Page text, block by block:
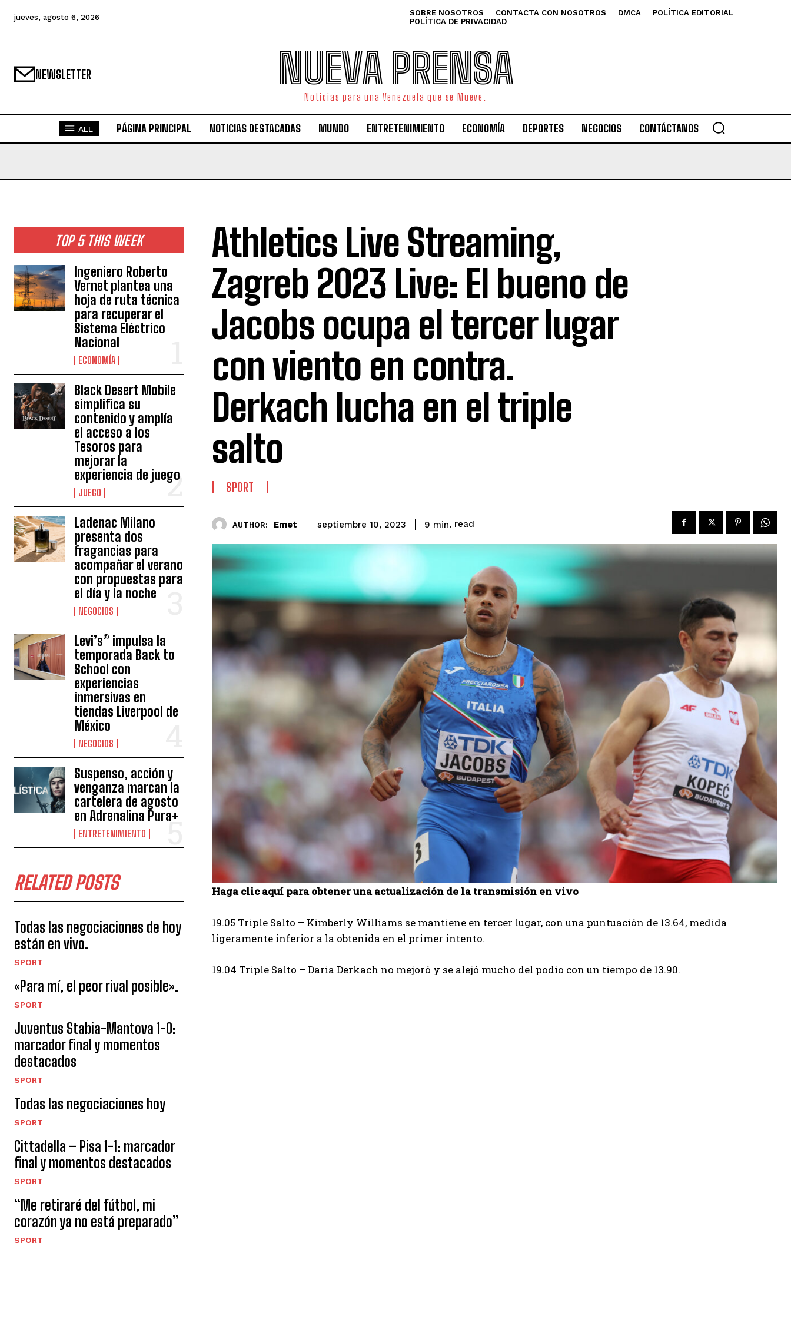
jueves, agosto 6, 2026 SOBRE NOSOTROS CONTACTA CON NOSOTROS DMCA
POLÍTICA EDITORIAL
POLÍTICA DE PRIVACIDAD
NEWSLETTER NUEVA PRENSA
Noticias para una Venezuela que se Mueve.
ALL PÁGINA PRINCIPAL NOTICIAS DESTACADAS MUNDO ENTRETENIMIENTO ECONOMÍA DEPORTES NEGOCIOS CONTÁCTANOS
TOP 5 THIS WEEK
Ingeniero Roberto
Vernet plantea una
hoja de ruta técnica
para recuperar el
Sistema Eléctrico
Nacional
ECONOMÍA
Black Desert Mobile
simplifica su
contenido y amplía
el acceso a los
Tesoros para
mejorar la
experiencia de juego
JUEGO
Ladenac Milano
presenta dos
fragancias para
acompañar el verano
con propuestas para
el día y la noche
NEGOCIOS
Levi’s® impulsa la
temporada Back to
School con
experiencias
inmersivas en
tiendas Liverpool de
México
NEGOCIOS
Suspenso, acción y
venganza marcan la
cartelera de agosto
en Adrenalina Pura+
ENTRETENIMIENTO
RELATED POSTS
Todas las negociaciones de hoy
están en vivo.
SPORT
«Para mí, el peor rival posible».
SPORT
Juventus Stabia-Mantova 1-0:
marcador final y momentos
destacados
SPORT
Todas las negociaciones hoy
SPORT
Cittadella – Pisa 1-1: marcador
final y momentos destacados
SPORT
“Me retiraré del fútbol, ​​mi
corazón ya no está preparado”
SPORT
Athletics Live Streaming,
Zagreb 2023 Live: El bueno de
Jacobs ocupa el tercer lugar
con viento en contra.
Derkach lucha en el triple
salto
SPORT
AUTHOR: Emet septiembre 10, 2023 9 min. read
Haga clic aquí para obtener una actualización de la transmisión en vivo
19.05 Triple Salto – Kimberly Williams se mantiene en tercer lugar, con una puntuación de 13.64, medida
ligeramente inferior a la obtenida en el primer intento.
19.04 Triple Salto – Daria Derkach no mejoró y se alejó mucho del podio con un tiempo de 13.90.